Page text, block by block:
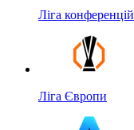
Ліга конференцій
Ліга Європи